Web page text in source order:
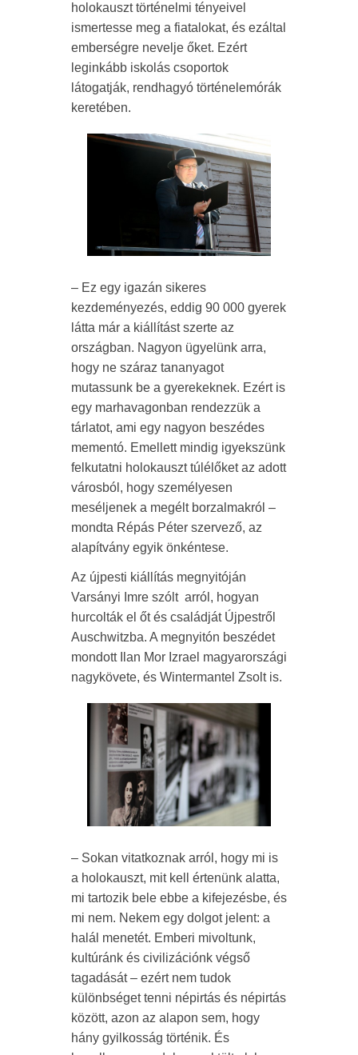
holokauszt történelmi tényeivel
ismertesse meg a fiatalokat, és ezáltal
emberségre nevelje őket. Ezért
leginkább iskolás csoportok
látogatják, rendhagyó történelemórák
keretében.
– Ez egy igazán sikeres
kezdeményezés, eddig 90 000 gyerek
látta már a kiállítást szerte az
országban. Nagyon ügyelünk arra,
hogy ne száraz tananyagot
mutassunk be a gyerekeknek. Ezért is
egy marhavagonban rendezzük a
tárlatot, ami egy nagyon beszédes
mementó. Emellett mindig igyekszünk
felkutatni holokauszt túlélőket az adott
városból, hogy személyesen
meséljenek a megélt borzalmakról –
mondta Répás Péter szervező, az
alapítvány egyik önkéntese.
Az újpesti kiállítás megnyitóján
Varsányi Imre szólt arról, hogyan
hurcolták el őt és családját Újpestről
Auschwitzba. A megnyitón beszédet
mondott Ilan Mor Izrael magyarországi
nagykövete, és Wintermantel Zsolt is.
– Sokan vitatkoznak arról, hogy mi is
a holokauszt, mit kell értenünk alatta,
mi tartozik bele ebbe a kifejezésbe, és
mi nem. Nekem egy dolgot jelent: a
halál menetét. Emberi mivoltunk,
kultúránk és civilizációnk végső
tagadását – ezért nem tudok
különbséget tenni népirtás és népirtás
között, azon az alapon sem, hogy
hány gyilkosság történik. És